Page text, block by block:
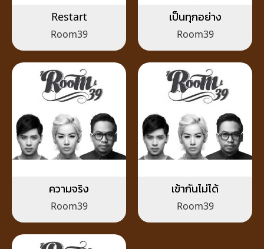
Restart
Room39
เป็นทุกอย่าง
Room39
ความจริง
Room39
เข้ากันไม่ได้
Room39